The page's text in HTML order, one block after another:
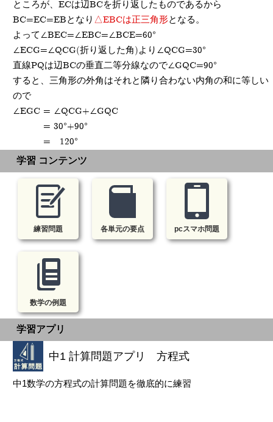
ところが、ECは辺BCを折り返したものであるから
BC=EC=EBとなり △EBCは正三角形となる。
よって∠BEC=∠EBC=∠BCE=60°
∠ECG=∠QCG(折り返した角)より∠QCG=30°
直線PQは辺BCの垂直二等分線なので∠GQC=90°
すると、三角形の外角はそれと隣り合わない内角の和に等しい
ので
∠EGC = ∠QCG+∠GQC
= 30°+90°
= 120°
学習 コンテンツ
練習問題 各単元の要点 pcスマホ問題
数学の例題
学習アプリ
中1 計算問題アプリ 方程式
中1数学の方程式の計算問題を徹底的に練習